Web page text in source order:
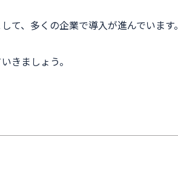
、多くの企業で導入が進んでいます。
きましょう。